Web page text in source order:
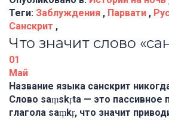
Теги: Заблуждения , Парвати ,
Санскрит ,
Что значит слово
01
Май
Название языка санскрит
Слово saṃskṛta — это пассивное
глагола saṃkṛ, что значит